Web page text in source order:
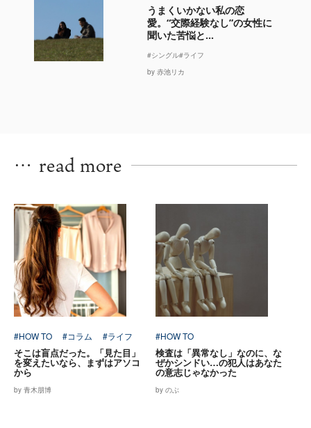
うまくいかない私の恋
愛。“交際経験なし”の女性に
聞いた苦悩と...
#シングル#ライフ
by 赤池リカ
… read more
#HOW TO #コラム #ライフ
そこは盲点だった。「見た目」
を変えたいなら、まずはアソコ
から
by 青木朋博
#HOW TO
検査は「異常なし」なのに、な
ぜかシンドい…の犯人はあなた
の意志じゃなかった
by のぶ